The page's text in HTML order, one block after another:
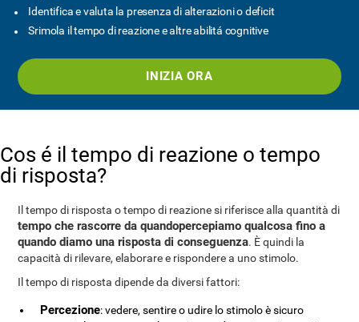
Identifica e valuta la presenza di alterazioni o deficit
Srimola il tempo di reazione e altre abilitá cognitive
INIZIA ORA
Cos é il tempo di reazione o tempo
di risposta?
Il tempo di risposta o tempo di reazione si riferisce alla quantità di
tempo che rascorre da quandopercepiamo qualcosa fino a
quando diamo una risposta di conseguenza. È quindi la
capacità di rilevare, elaborare e rispondere a uno stimolo.
Il tempo di risposta dipende da diversi fattori:
Percezione: vedere, sentire o udire lo stimolo è sicuro